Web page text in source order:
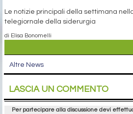
Le notizie principali della settimana
telegiornale della siderurgia
di Elisa Bonomelli
Altre News
LASCIA UN COMMENTO
Per partecipare alla discussione devi